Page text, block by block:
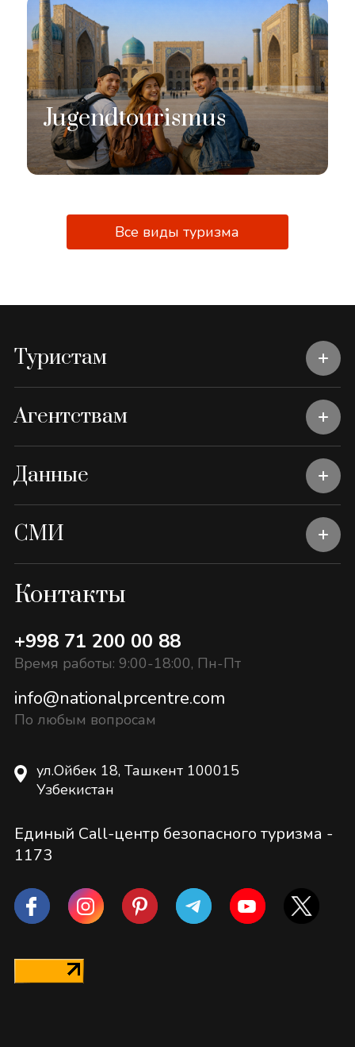
Jugendtourismus
Все виды туризма
Туристам
Агентствам
Данные
СМИ
Контакты
+998 71 200 00 88
Время работы: 9:00-18:00, Пн-Пт
info@nationalprcentre.com
По любым вопросам
ул.Ойбек 18, Ташкент 100015
Узбекистан
Единый Call-центр безопасного туризма -
1173